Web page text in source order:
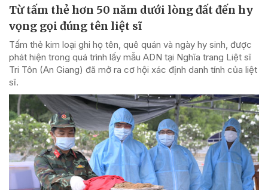
Từ tấm thẻ hơn 50 năm dưới lòng đất đến hy
vọng gọi đúng tên liệt sĩ
Tấm thẻ kim loại ghi họ tên, quê quán và ngày hy sinh, được
phát hiện trong quá trình lấy mẫu ADN tại Nghĩa trang Liệt sĩ
Tri Tôn (An Giang) đã mở ra cơ hội xác định danh tính của liệt
sĩ.